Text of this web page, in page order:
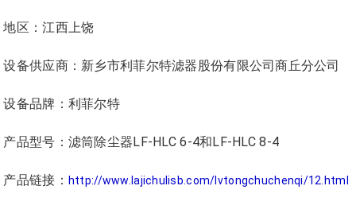
地区：江西上饶
设备供应商：新乡市利菲尔特滤器股份有限公司商丘分公司
设备品牌：利菲尔特
产品型号：滤筒除尘器LF-HLC 6-4和LF-HLC 8-4
产品链接： http://www.lajichulisb.com/lvtongchuchenqi/12.html